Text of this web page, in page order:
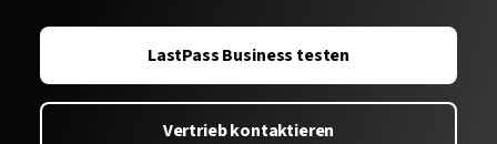
LastPass Business testen
Vertrieb kontaktieren